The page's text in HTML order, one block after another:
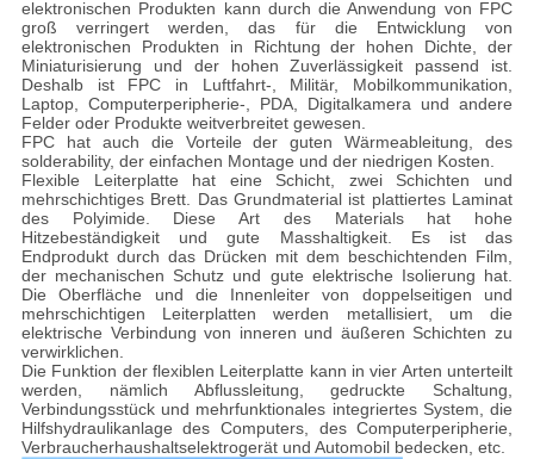
elektronischen Produkten kann durch die Anwendung von FPC
groß verringert werden, das für die Entwicklung von
elektronischen Produkten in Richtung der hohen Dichte, der
Miniaturisierung und der hohen Zuverlässigkeit passend ist.
Deshalb ist FPC in Luftfahrt-, Militär, Mobilkommunikation,
Laptop, Computerperipherie-, PDA, Digitalkamera und andere
Felder oder Produkte weitverbreitet gewesen.
FPC hat auch die Vorteile der guten Wärmeableitung, des
solderability, der einfachen Montage und der niedrigen Kosten.
Flexible Leiterplatte hat eine Schicht, zwei Schichten und
mehrschichtiges Brett. Das Grundmaterial ist plattiertes Laminat
des Polyimide. Diese Art des Materials hat hohe
Hitzebeständigkeit und gute Masshaltigkeit. Es ist das
Endprodukt durch das Drücken mit dem beschichtenden Film,
der mechanischen Schutz und gute elektrische Isolierung hat.
Die Oberfläche und die Innenleiter von doppelseitigen und
mehrschichtigen Leiterplatten werden metallisiert, um die
elektrische Verbindung von inneren und äußeren Schichten zu
verwirklichen.
Die Funktion der flexiblen Leiterplatte kann in vier Arten unterteilt
werden, nämlich Abflussleitung, gedruckte Schaltung,
Verbindungsstück und mehrfunktionales integriertes System, die
Hilfshydraulikanlage des Computers, des Computerperipherie,
Verbraucherhaushaltselektrogerät und Automobil bedecken, etc.